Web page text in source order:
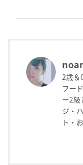
2歳＆
フー
ー2
ジ・
ト・